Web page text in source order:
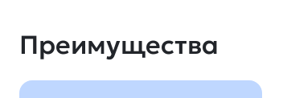
Преимущества